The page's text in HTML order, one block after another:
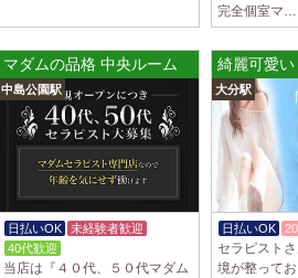
Diamond～ダイヤモンド～
只今NEW OPENにつきセラピストが不足してい
出店が続くため、一緒に働いてくれるセラピス
す！ 女性…
2025/03/29[自由が丘駅]
LIVSPA (リブスパ) 自由が丘ルーム
当店の募集は嘘偽り等なく、記載通りにしっか
いさせていただきます。 とても働きやすいお店
ります…
完全個室マ…
マダムの品格 中央ルーム
中島公園駅
日払いOK
未経験者歓迎
40代歓迎
当店は『４０代、５０代マダム
綺麗可愛い
大分駅
日払いOK
セラピスト
境が整って